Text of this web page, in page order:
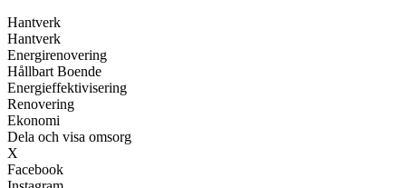
Hantverk
Hantverk
Energirenovering
Hållbart Boende
Energieffektivisering
Renovering
Ekonomi
Dela och visa omsorg
X
Facebook